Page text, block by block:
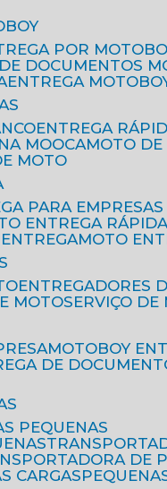
POR
DE DOCUMENTOS
ENTREGA
ENTREGA
MOOCA
MOTO
MOTO
PARA EMPRESAS
ENTREGA
ENTREGA
MOTO
ENTREGADORES
MOTO
SERVIÇO
MOTOBOY
DE
PEQUENAS
DE
CARGAS